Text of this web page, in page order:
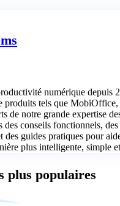
numérique depuis
produits tels que
de notre grande expertise
des conseils fonctionnels,
des guides pratiques pour
plus intelligente, simple
plus populaires